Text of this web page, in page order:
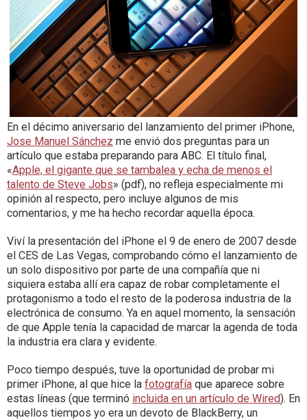
En el décimo aniversario del lanzamiento del primer iPhone,
Jose Manuel Sánchez me envió dos preguntas para un
artículo que estaba preparando para ABC. El título final,
«Apple, el gigante que se tambalea y echa de menos el
talento de Steve Jobs» (pdf), no refleja especialmente mi
opinión al respecto, pero incluye algunos de mis
comentarios, y me ha hecho recordar aquella época.
Viví la presentación del iPhone el 9 de enero de 2007 desde
el CES de Las Vegas, comprobando cómo el lanzamiento de
un solo dispositivo por parte de una compañía que ni
siquiera estaba allí era capaz de robar completamente el
protagonismo a todo el resto de la poderosa industria de la
electrónica de consumo. Ya en aquel momento, la sensación
de que Apple tenía la capacidad de marcar la agenda de toda
la industria era clara y evidente.
Poco tiempo después, tuve la oportunidad de probar mi
primer iPhone, al que hice la fotografía que aparece sobre
estas líneas (que terminó incluida en un artículo de Wired). En
aquellos tiempos yo era un devoto de BlackBerry, un